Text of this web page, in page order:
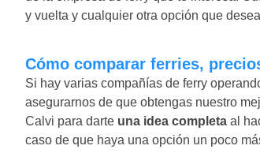
y vuelta y cualquier otra opción que
Cómo comparar ferries,
Si hay varias compañías de ferry
asegurarnos de que obtengas nuestro
Calvi para darte una idea completa al
caso de que haya una opción un poco